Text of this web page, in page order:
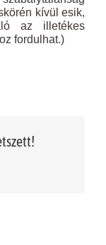
kívül esik,
az illetékes
fordulhat.)